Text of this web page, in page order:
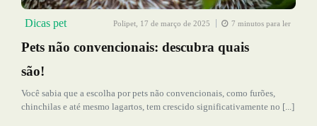
Dicas pet Polipet, 17 de março de 2025 7 minutos para ler
Pets não convencionais: descubra quais
são!
Você sabia que a escolha por pets não convencionais, como furões,
chinchilas e até mesmo lagartos, tem crescido significativamente no [...]